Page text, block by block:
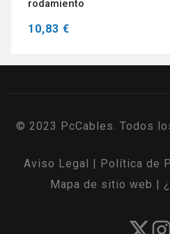
rodamiento
10,83 €
© 2023 PcCables. Todos
Aviso Legal Política de
Mapa de sitio web